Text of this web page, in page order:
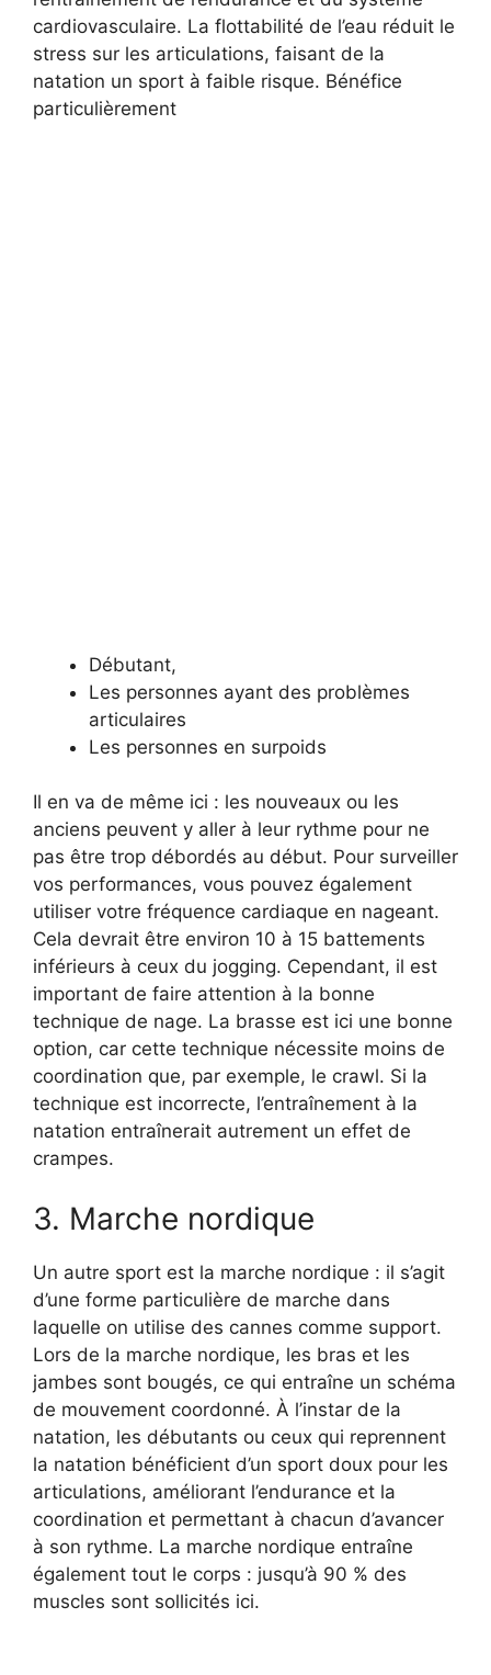
cardiovasculaire. La flottabilité de l’eau réduit le
stress sur les articulations, faisant de la
natation un sport à faible risque. Bénéfice
particulièrement
Débutant,
Les personnes ayant des problèmes
articulaires
Les personnes en surpoids
Il en va de même ici : les nouveaux ou les
anciens peuvent y aller à leur rythme pour ne
pas être trop débordés au début. Pour surveiller
vos performances, vous pouvez également
utiliser votre fréquence cardiaque en nageant.
Cela devrait être environ 10 à 15 battements
inférieurs à ceux du jogging. Cependant, il est
important de faire attention à la bonne
technique de nage. La brasse est ici une bonne
option, car cette technique nécessite moins de
coordination que, par exemple, le crawl. Si la
technique est incorrecte, l’entraînement à la
natation entraînerait autrement un effet de
crampes.
3. Marche nordique
Un autre sport est la marche nordique : il s’agit
d’une forme particulière de marche dans
laquelle on utilise des cannes comme support.
Lors de la marche nordique, les bras et les
jambes sont bougés, ce qui entraîne un schéma
de mouvement coordonné. À l’instar de la
natation, les débutants ou ceux qui reprennent
la natation bénéficient d’un sport doux pour les
articulations, améliorant l’endurance et la
coordination et permettant à chacun d’avancer
à son rythme. La marche nordique entraîne
également tout le corps : jusqu’à 90 % des
muscles sont sollicités ici.